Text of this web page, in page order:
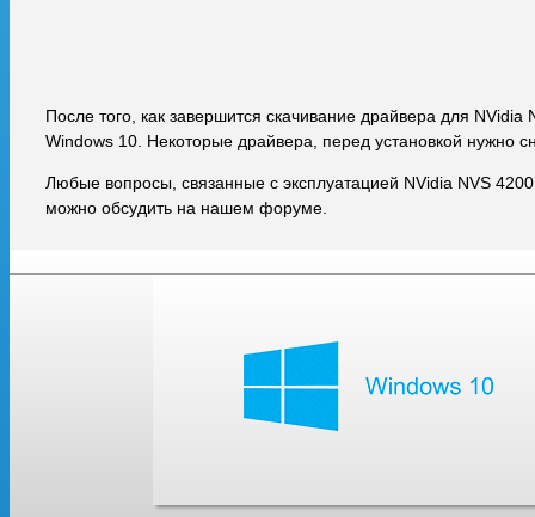
После того, как завершится скачивание драйвера для
Windows 10. Некоторые драйвера, перед установкой нужно
Любые вопросы, связанные с эксплуатацией NVidia NVS
можно обсудить на нашем форуме.